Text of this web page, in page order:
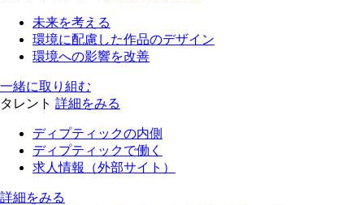
未来を考える
環境に配慮した作品のデザイン
環境への影響を改善
一緒に取り組む
タレント 詳細をみる
ディプティックの内側
ディプティックで働く
求人情報（外部サイト）
詳細をみる